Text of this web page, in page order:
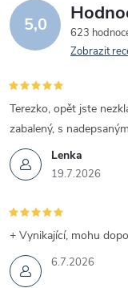
5,0
623
Zobrazit
Lenka
19.7.2026
Terezko, opět jste
zabalený, s
6.7.2026
+ Vynikající, mohu